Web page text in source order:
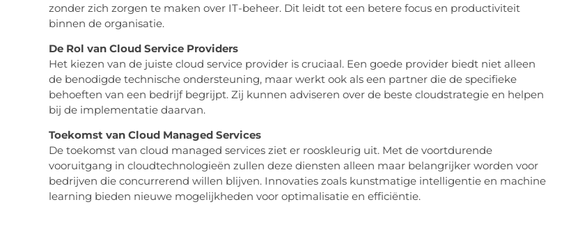
zonder zich zorgen te maken over IT-beheer. Dit leidt tot een betere focus en productiviteit
binnen de organisatie.
De Rol van Cloud Service Providers
Het kiezen van de juiste cloud service provider is cruciaal. Een goede provider biedt niet alleen
de benodigde technische ondersteuning, maar werkt ook als een partner die de specifieke
behoeften van een bedrijf begrijpt. Zij kunnen adviseren over de beste cloudstrategie en helpen
bij de implementatie daarvan.
Toekomst van Cloud Managed Services
De toekomst van cloud managed services ziet er rooskleurig uit. Met de voortdurende
vooruitgang in cloudtechnologieën zullen deze diensten alleen maar belangrijker worden voor
bedrijven die concurrerend willen blijven. Innovaties zoals kunstmatige intelligentie en machine
learning bieden nieuwe mogelijkheden voor optimalisatie en efficiëntie.